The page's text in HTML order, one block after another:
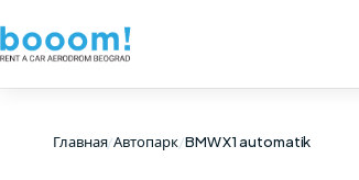
Главная/Автопарк/BMW X1 automatik